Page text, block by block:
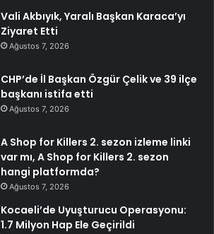
Vali Akbıyık, Yaralı Başkan Karaca’yı
Ziyaret Etti
Ağustos 7, 2026
CHP’de İl Başkan Özgür Çelik ve 39 ilçe
başkanı istifa etti
Ağustos 7, 2026
A Shop for Killers 2. sezon izleme linki
var mı, A Shop for Killers 2. sezon
hangi platformda?
Ağustos 7, 2026
Kocaeli’de Uyuşturucu Operasyonu:
1.7 Milyon Hap Ele Geçirildi